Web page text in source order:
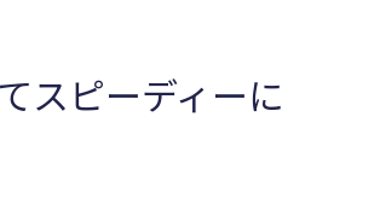
スピーディーに